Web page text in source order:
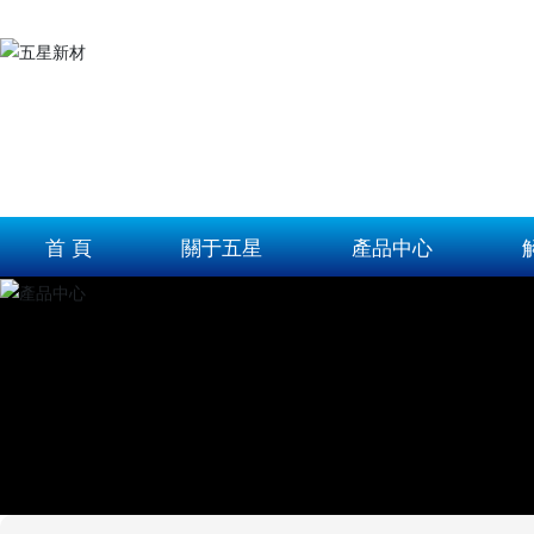
首 頁 關于五星 產品中心